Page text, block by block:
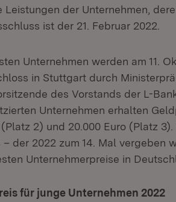
Leistungen der Unternehmen,
ist der 21. Februar 2022.
Unternehmen werden am 11.
in Stuttgart durch
des Vorstands der L-
Unternehmen erhalten
2) und 20.000 Euro (Platz
– der 2022 zum 14. Mal vergeben
Unternehmerpreise in
für junge Unternehmen 2022